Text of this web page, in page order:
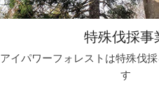
特殊伐採事
アイパワーフォレストは特殊伐
す